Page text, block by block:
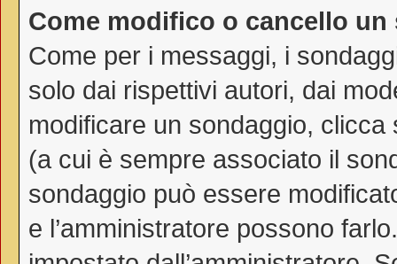
Come modifico o cancello
Come per i messaggi, i
solo dai rispettivi autori, dai
modificare un sondaggio,
(a cui è sempre associato il
sondaggio può essere
e l’amministratore possono